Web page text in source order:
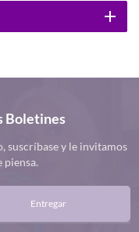
Boletines
suscríbase y le invitamos
piensa.
Entregar